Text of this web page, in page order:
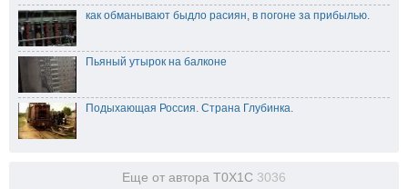
как обманывают быдло расиян, в погоне за прибылью.
Пьяный утырок на балконе
Подыхающая Россия. Страна Глубинка.
Еще от автора T0X1C 3036